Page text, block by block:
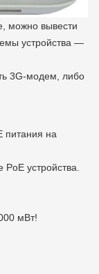
можно вывести
устройства —
3G-модем, либо
питания на
устройства.
мВт!